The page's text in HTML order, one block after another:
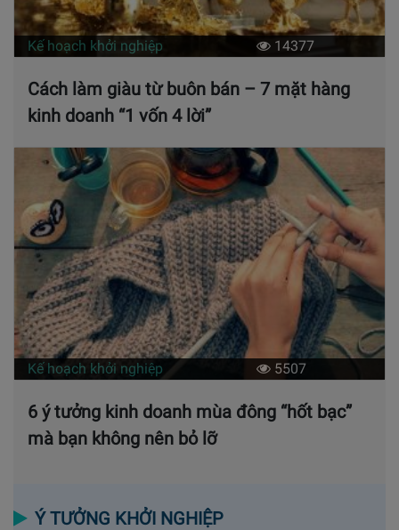
Kế hoạch khởi nghiệp 14377
Cách làm giàu từ buôn bán – 7 mặt hàng
kinh doanh “1 vốn 4 lời”
Kế hoạch khởi nghiệp 5507
6 ý tưởng kinh doanh mùa đông “hốt bạc”
mà bạn không nên bỏ lỡ
Ý TƯỞNG KHỞI NGHIỆP